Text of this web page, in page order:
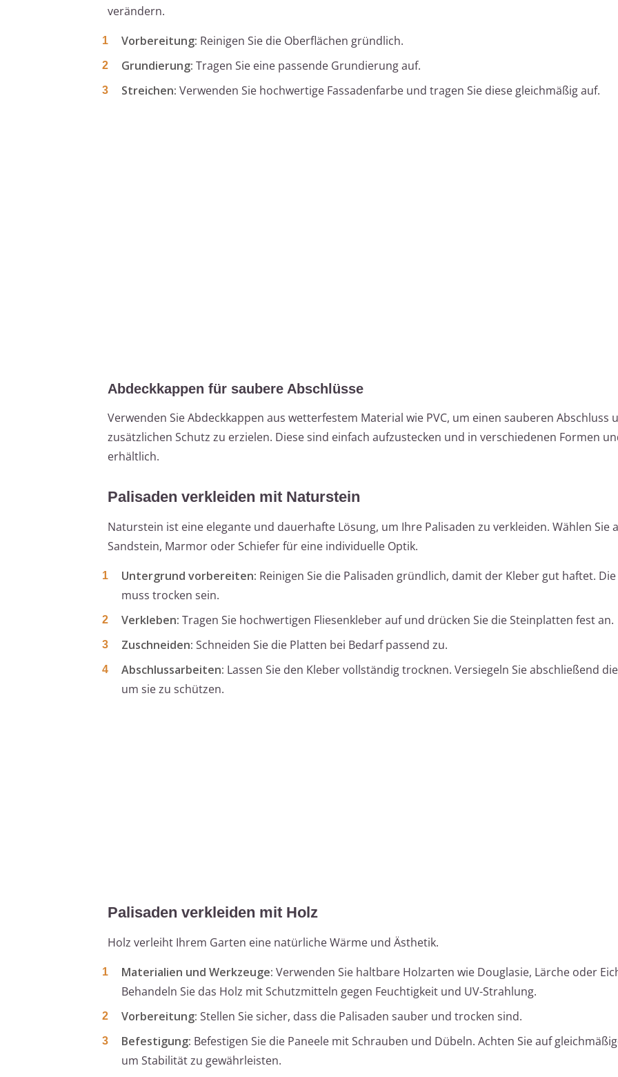
verändern.
Vorbereitung: Reinigen Sie die Oberflächen gründlich.
Grundierung: Tragen Sie eine passende Grundierung auf.
Streichen: Verwenden Sie hochwertige Fassadenfarbe und tragen Sie diese gleichmäßig auf.
Abdeckkappen für saubere Abschlüsse
Verwenden Sie Abdeckkappen aus wetterfestem Material wie PVC, um einen sauberen Abschluss
zusätzlichen Schutz zu erzielen. Diese sind einfach aufzustecken und in verschiedenen Formen
erhältlich.
Palisaden verkleiden mit Naturstein
Naturstein ist eine elegante und dauerhafte Lösung, um Ihre Palisaden zu verkleiden. Wählen Sie
Sandstein, Marmor oder Schiefer für eine individuelle Optik.
Untergrund vorbereiten: Reinigen Sie die Palisaden gründlich, damit der Kleber gut haftet.
muss trocken sein.
Verkleben: Tragen Sie hochwertigen Fliesenkleber auf und drücken Sie die Steinplatten fest an.
Zuschneiden: Schneiden Sie die Platten bei Bedarf passend zu.
Abschlussarbeiten: Lassen Sie den Kleber vollständig trocknen. Versiegeln Sie abschließend
um sie zu schützen.
Palisaden verkleiden mit Holz
Holz verleiht Ihrem Garten eine natürliche Wärme und Ästhetik.
Materialien und Werkzeuge: Verwenden Sie haltbare Holzarten wie Douglasie, Lärche oder
Behandeln Sie das Holz mit Schutzmitteln gegen Feuchtigkeit und UV-Strahlung.
Vorbereitung: Stellen Sie sicher, dass die Palisaden sauber und trocken sind.
Befestigung: Befestigen Sie die Paneele mit Schrauben und Dübeln. Achten Sie auf
um Stabilität zu gewährleisten.